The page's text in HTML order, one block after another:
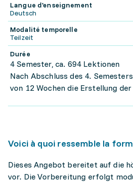
Langue d'enseignement
Deutsch
Modalité temporelle
Teilzeit
Durée
4 Semester, ca. 694 Lektionen
Nach Abschluss des 4.
von 12 Wochen die Erstellung
Voici à quoi ressemble la
Dieses Angebot bereitet auf die
vor. Die Vorbereitung erfolgt